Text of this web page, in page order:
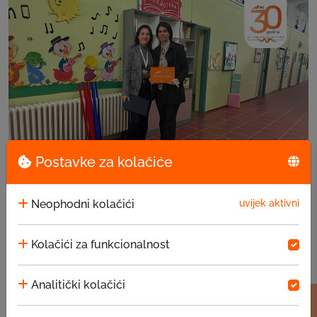
Postavke za kolačiće
Neophodni kolačići uvijek aktivni
Kolačići za funkcionalnost
Analitički kolačići
EKI donacija u JU za predškolsko vaspitanje i ...
15.07.2026